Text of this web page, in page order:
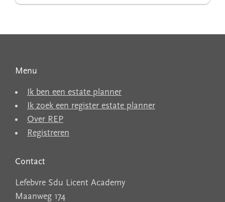
Menu
Ik ben een estate planner
Ik zoek een register estate planner
Over REP
Registreren
Contact
Lefebvre Sdu Licent Academy
Maanweg 174